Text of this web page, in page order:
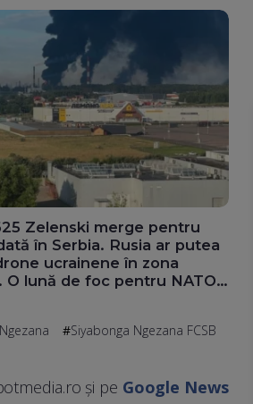
Zelenski merge pentru
în Serbia. Rusia ar putea
ucrainene în zona
O lună de foc pentru NATO.
Siyabonga Ngezana FCSB
și pe Google News